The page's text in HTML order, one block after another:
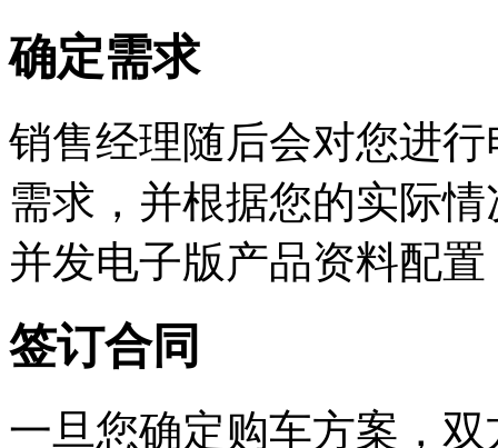
确定需求
销售经理随后会对您进
需求，并根据您的实际
并发电子版产品资料配
签订合同
一旦您确定购车方案，